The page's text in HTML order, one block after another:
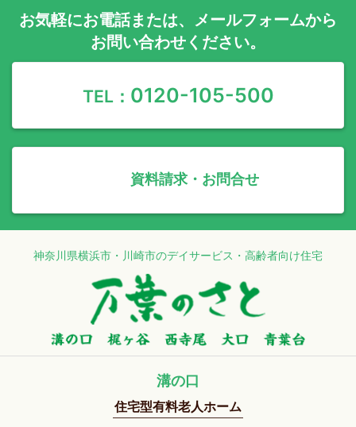
お気軽にお電話または、 メールフォームから
お問い合わせください。
TEL： 0120-105-500
資料請求・お問合せ
神奈川県横浜市・川崎市のデイサービス・高齢者向け住宅
溝の口
住宅型有料老人ホーム